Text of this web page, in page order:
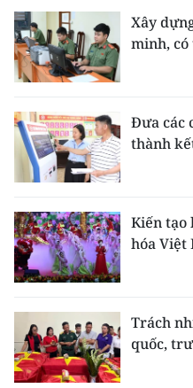
Xây
minh,
Đưa các
thành
Kiến tạo
hóa Việt
Trách
quốc,